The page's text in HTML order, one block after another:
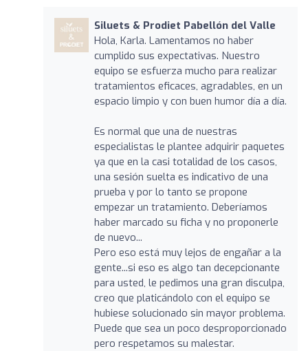
Siluets & Prodiet Pabellón del Valle
Hola, Karla. Lamentamos no haber
cumplido sus expectativas. Nuestro
equipo se esfuerza mucho para realizar
tratamientos eficaces, agradables, en un
espacio limpio y con buen humor día a día.
Es normal que una de nuestras
especialistas le plantee adquirir paquetes
ya que en la casi totalidad de los casos,
una sesión suelta es indicativo de una
prueba y por lo tanto se propone
empezar un tratamiento. Deberíamos
haber marcado su ficha y no proponerle
de nuevo...
Pero eso está muy lejos de engañar a la
gente...si eso es algo tan decepcionante
para usted, le pedimos una gran disculpa,
creo que platicándolo con el equipo se
hubiese solucionado sin mayor problema.
Puede que sea un poco desproporcionado
pero respetamos su malestar.